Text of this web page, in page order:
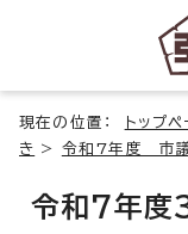
現在の位置： トップペ
き > 令和7年度 市
令和7年度